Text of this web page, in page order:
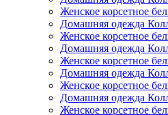
Женское корсетное
Домашняя одежда
Женское корсетное
Домашняя одежда
Женское корсетное
Домашняя одежда
Женское корсетное
Домашняя одежда
Женское корсетное